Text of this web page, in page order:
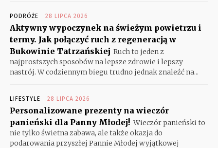
PODRÓŻE 28 LIPCA 2026
Aktywny wypoczynek na świeżym powietrzu i
termy. Jak połączyć ruch z regeneracją w
Bukowinie Tatrzańskiej Ruch to jeden z
najprostszych sposobów na lepsze zdrowie i lepszy
nastrój. W codziennym biegu trudno jednak znaleźć na...
LIFESTYLE 28 LIPCA 2026
Personalizowane prezenty na wieczór
panieński dla Panny Młodej! Wieczór panieński to
nie tylko świetna zabawa, ale także okazja do
podarowania przyszłej Pannie Młodej wyjątkowej